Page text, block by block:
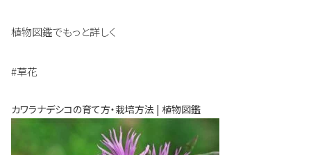
植物図鑑でもっと詳しく
#草花
カワラナデシコの育て方・栽培方法 | 植物図鑑